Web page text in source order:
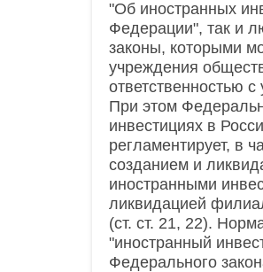
"Об иностранных
Федерации", так и
законы, которыми
учреждения
ответственностью
При этом
инвестициях в
регламентирует, в
созданием и
иностранными
ликвидацией
(ст. ст. 21, 22).
"иностранный
Федерального